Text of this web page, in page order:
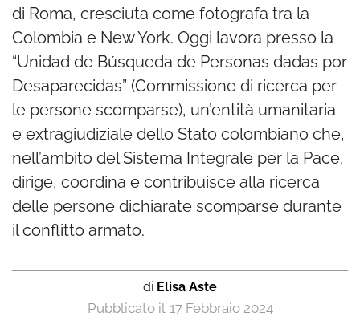
di Roma, cresciuta come fotografa tra la
Colombia e New York. Oggi lavora presso la
“Unidad de Búsqueda de Personas dadas por
Desaparecidas” (Commissione di ricerca per
le persone scomparse), un’entità umanitaria
e extragiudiziale dello Stato colombiano che,
nell’ambito del Sistema Integrale per la Pace,
dirige, coordina e contribuisce alla ricerca
delle persone dichiarate scomparse durante
il conflitto armato.
di Elisa Aste
17 Febbraio 2024